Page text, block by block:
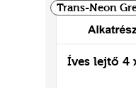
Trans-Neon
Íves lejtő 4